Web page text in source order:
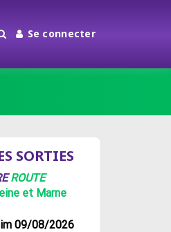
Se connecter
SORTIES
ROUTE
et Marne
09/08/2026